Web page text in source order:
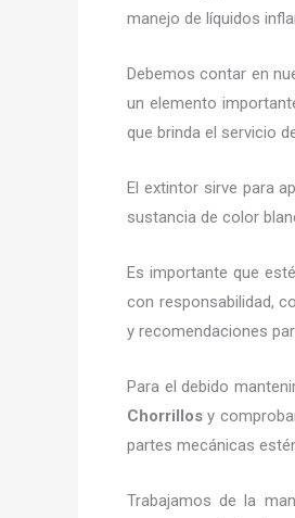
manejo de líquidos
Debemos contar en
un elemento
que brinda el servicio
El extintor sirve para
sustancia de color
Es importante que
con responsabilidad,
y recomendaciones
Para el debido
Chorrillosy
partes mecánicas
Trabajamos de la